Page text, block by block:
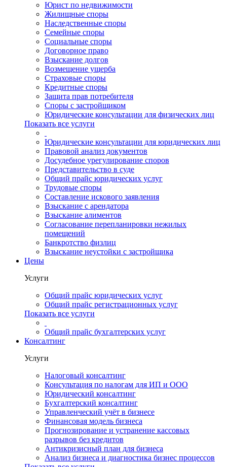
Юрист по недвижимости
Жилищные споры
Наследственные споры
Семейные споры
Социальные споры
Договорное право
Взыскание долгов
Возмещение ущерба
Страховые споры
Кредитные споры
Защита прав потребителя
Споры с застройщиком
Юридические консультации для физических лиц
Показать все услуги
Юридические консультации для юридических лиц
Правовой анализ документов
Досудебное урегулирование споров
Представительство в суде
Общий прайс юридических услуг
Трудовые споры
Составление искового заявления
Взыскание с арендатора
Взыскание алиментов
Cогласование перепланировки нежилых
помещений
Банкротство физлиц
Взыскание неустойки с застройщика
Цены
Услуги
Общий прайс юридических услуг
Общий прайс регистрационных услуг
Показать все услуги
Общий прайс бухгалтерских услуг
Консалтинг
Услуги
Налоговый консалтинг
Консультация по налогам для ИП и ООО
Юридический консалтинг
Бухгалтерский консалтинг
Управленческий учёт в бизнесе
Финансовая модель бизнеса
Прогнозирование и устранение кассовых
разрывов без кредитов
Антикризисный план для бизнеса
Анализ бизнеса и диагностика бизнес процессов